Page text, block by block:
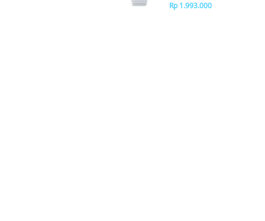
Rp 1.993.000